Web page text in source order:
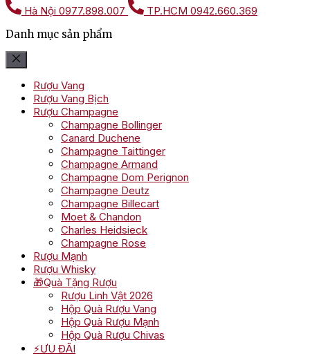
Hà Nội 0977.898.007 TP.HCM 0942.660.369
Danh mục sản phẩm
Rượu Vang
Rượu Vang Bịch
Rượu Champagne
Champagne Bollinger
Canard Duchene
Champagne Taittinger
Champagne Armand
Champagne Dom Perignon
Champagne Deutz
Champagne Billecart
Moet & Chandon
Charles Heidsieck
Champagne Rose
Rượu Mạnh
Rượu Whisky
🎁Quà Tặng Rượu
Rượu Linh Vật 2026
Hộp Quà Rượu Vang
Hộp Quà Rượu Mạnh
Hộp Quà Rượu Chivas
⚡ƯU ĐÃI